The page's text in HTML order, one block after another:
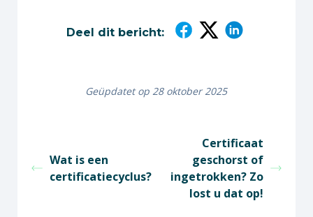
Deel dit bericht:
Geüpdatet op 28 oktober 2025
Wat is een
certificatiecyclus?
Certificaat
geschorst of
ingetrokken? Zo
lost u dat op!